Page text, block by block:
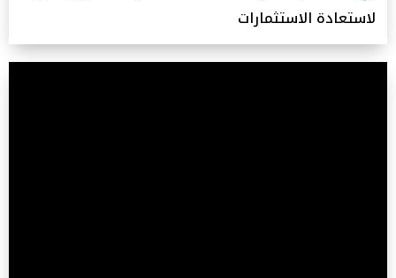
لاستعادة الاستثمارات